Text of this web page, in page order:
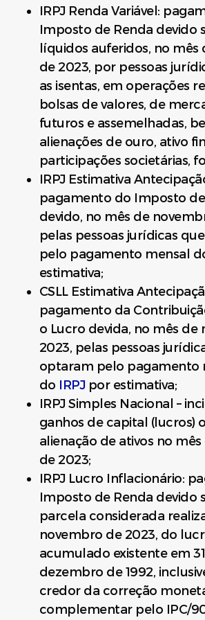
IRPJ Renda Variável:
Imposto de Renda devido
líquidos auferidos, no
de 2023, por pessoas
as isentas, em operações
bolsas de valores, de
futuros e assemelhadas,
alienações de ouro, ativo
participações societárias,
IRPJ Estimativa
pagamento do Imposto
devido, no mês de
pelas pessoas jurídicas
pelo pagamento mensal
estimativa;
CSLL Estimativa
pagamento da
o Lucro devida, no mês de
2023, pelas pessoas
optaram pelo pagamento
do IRPJ por estimativa;
IRPJ Simples Nacional –
ganhos de capital (lucros)
alienação de ativos no
de 2023;
IRPJ Lucro Inflacionário:
Imposto de Renda devido
parcela considerada
novembro de 2023, do
acumulado existente em
dezembro de 1992,
credor da correção
complementar pelo IPC/